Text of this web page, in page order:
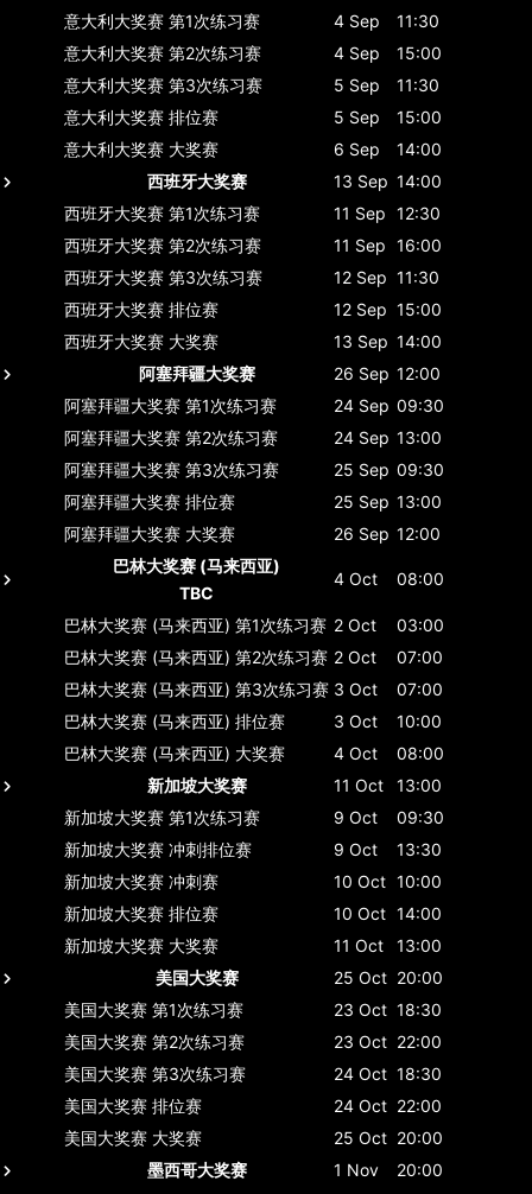
意大利大奖赛 第1次练习赛 4 Sep
11:30
意大利大奖赛 第2次练习赛 4 Sep
15:00
意大利大奖赛 第3次练习赛 5 Sep
11:30
意大利大奖赛 排位赛 5 Sep
15:00
意大利大奖赛 大奖赛 6 Sep
14:00
西班牙大奖赛
13 Sep 14:00
西班牙大奖赛 第1次练习赛 11 Sep 12:30
西班牙大奖赛 第2次练习赛 11 Sep 16:00
西班牙大奖赛 第3次练习赛 12 Sep 11:30
西班牙大奖赛 排位赛 12 Sep 15:00
西班牙大奖赛 大奖赛 13 Sep 14:00
阿塞拜疆大奖赛
26 Sep 12:00
阿塞拜疆大奖赛 第1次练习赛 24 Sep 09:30
阿塞拜疆大奖赛 第2次练习赛 24 Sep 13:00
阿塞拜疆大奖赛 第3次练习赛 25 Sep 09:30
阿塞拜疆大奖赛 排位赛 25 Sep 13:00
阿塞拜疆大奖赛 大奖赛 26 Sep 12:00
巴林大奖赛 (马来西亚)
TBC
4 Oct 08:00
巴林大奖赛 (马来西亚) 第1次练习赛 2 Oct
03:00
巴林大奖赛 (马来西亚) 第2次练习赛 2 Oct
07:00
巴林大奖赛 (马来西亚) 第3次练习赛 3 Oct
07:00
巴林大奖赛 (马来西亚) 排位赛 3 Oct
10:00
巴林大奖赛 (马来西亚) 大奖赛 4 Oct
08:00
新加坡大奖赛
11 Oct
13:00
新加坡大奖赛 第1次练习赛 9 Oct
09:30
新加坡大奖赛 冲刺排位赛 9 Oct
13:30
新加坡大奖赛 冲刺赛 10 Oct 10:00
新加坡大奖赛 排位赛 10 Oct 14:00
新加坡大奖赛 大奖赛 11 Oct
13:00
美国大奖赛
25 Oct 20:00
美国大奖赛 第1次练习赛 23 Oct 18:30
美国大奖赛 第2次练习赛 23 Oct 22:00
美国大奖赛 第3次练习赛 24 Oct 18:30
美国大奖赛 排位赛 24 Oct 22:00
美国大奖赛 大奖赛 25 Oct 20:00
墨西哥大奖赛
1 Nov
20:00